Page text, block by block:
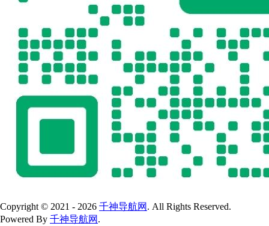
Copyright © 2021 - 2026 千神导航网 . All Rights Reserved.
Powered By 千神导航网 .